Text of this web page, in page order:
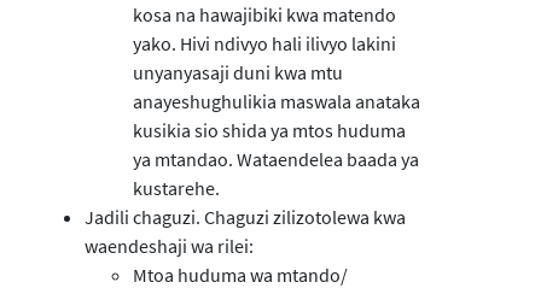
kosa na hawajibiki kwa matendo
yako. Hivi ndivyo hali ilivyo lakini
unyanyasaji duni kwa mtu
anayeshughulikia maswala anataka
kusikia sio shida ya mtos huduma
ya mtandao. Wataendelea baada ya
kustarehe.
Jadili chaguzi. Chaguzi zilizotolewa kwa
waendeshaji wa rilei:
Mtoa huduma wa mtando/